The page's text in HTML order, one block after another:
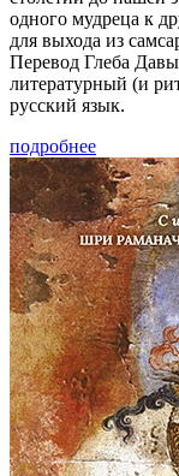
одного мудреца к
для выхода из
Перевод Глеба
литературный (и
русский язык.
подробнее